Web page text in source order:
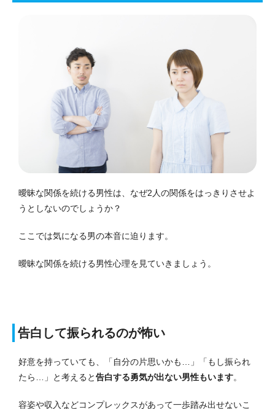
曖昧な関係を続ける男性は、なぜ2人の関係をはっきりさせよ
うとしないのでしょうか？
ここでは気になる男の本音に迫ります。
曖昧な関係を続ける男性心理を見ていきましょう。
告白して振られるのが怖い
好意を持っていても、「自分の片思いかも…」「もし振られ
たら…」と考えると告白する勇気が出ない男性もいます。
容姿や収入などコンプレックスがあって一歩踏み出せないこ